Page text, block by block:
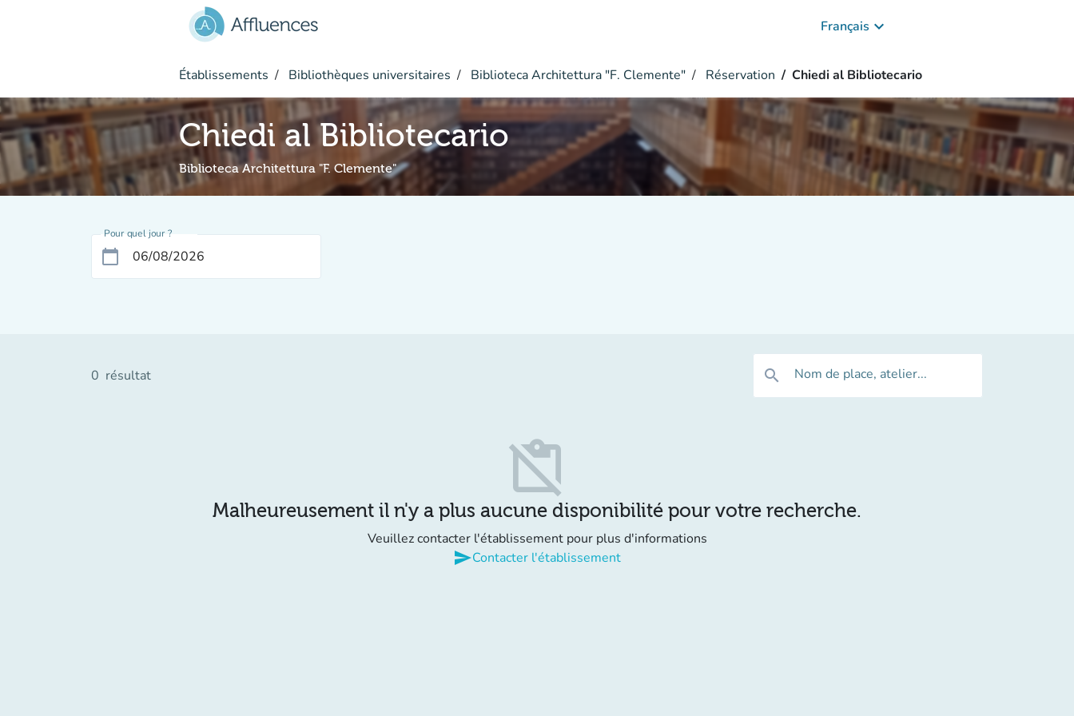
Français keyboard_arrow_down
Établissements Bibliothèques universitaires Biblioteca Architettura "F. Clemente" Réservation Chiedi al Bibliotecario
Chiedi al Bibliotecario
Biblioteca Architettura "F. Clemente"
Pour quel jour ?
calendar_today
0 résultat search Nom de place, atelier...
content_paste_off
Malheureusement il n'y a plus aucune disponibilité pour votre recherche.
Veuillez contacter l'établissement pour plus d'informations
sendContacter l'établissement